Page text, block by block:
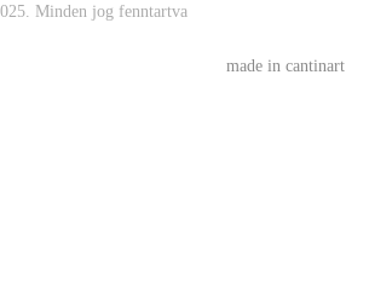
Minden jog fenntartva
made in cantinart